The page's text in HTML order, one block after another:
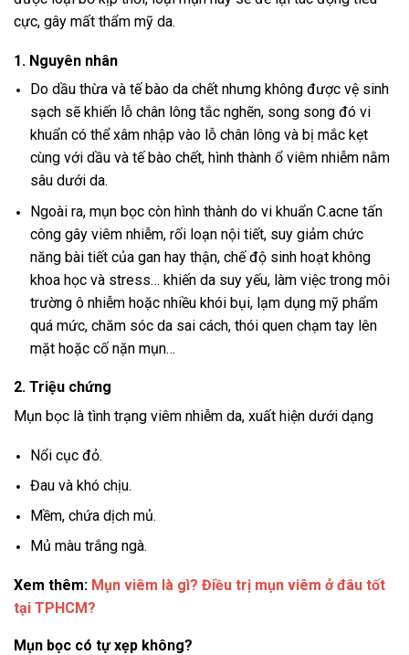
cực, gây mất thẩm mỹ da.
1. Nguyên nhân
Do dầu thừa và tế bào da chết nhưng không được vệ sinh
sạch sẽ khiến lỗ chân lông tắc nghẽn, song song đó vi
khuẩn có thể xâm nhập vào lỗ chân lông và bị mắc kẹt
cùng với dầu và tế bào chết, hình thành ổ viêm nhiễm nằm
sâu dưới da.
Ngoài ra, mụn bọc còn hình thành do vi khuẩn C.acne tấn
công gây viêm nhiễm, rối loạn nội tiết, suy giảm chức
năng bài tiết của gan hay thận, chế độ sinh hoạt không
khoa học và stress… khiến da suy yếu, làm việc trong môi
trường ô nhiễm hoặc nhiều khói bụi, lạm dụng mỹ phẩm
quá mức, chăm sóc da sai cách, thói quen chạm tay lên
mặt hoặc cố nặn mụn…
2. Triệu chứng
Mụn bọc là tình trạng viêm nhiễm da, xuất hiện dưới dạng
Nổi cục đỏ.
Đau và khó chịu.
Mềm, chứa dịch mủ.
Mủ màu trắng ngà.
Xem thêm: Mụn viêm là gì? Điều trị mụn viêm ở đâu tốt
tại TPHCM?
Mụn bọc có tự xẹp không?